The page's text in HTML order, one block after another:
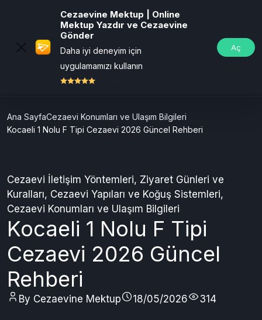
Cezaevine Mektup | Online
Mektup Yazdır ve Cezaevine
Gönder
Daha iyi deneyim için
uygulamamızı kullanın
Aç
Ana SayfaCezaevi Konumları ve Ulaşım Bilgileri
Kocaeli 1 Nolu F Tipi Cezaevi 2026 Güncel Rehberi
Cezaevi İletişim Yöntemleri, Ziyaret Günleri ve
Kuralları, Cezaevi Yapıları ve Koğuş Sistemleri,
Cezaevi Konumları ve Ulaşım Bilgileri
Kocaeli 1 Nolu F Tipi
Cezaevi 2026 Güncel
Rehberi
By Cezaevine Mektup 18/05/2026 314